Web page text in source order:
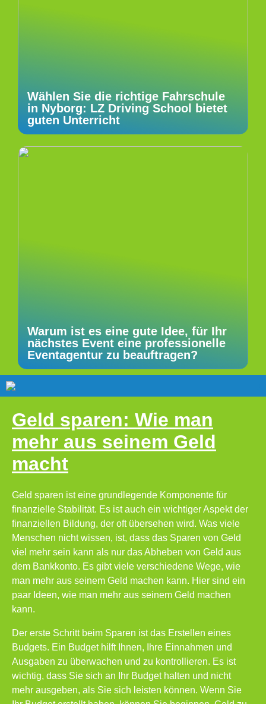
Wählen Sie die richtige Fahrschule
in Nyborg: LZ Driving School bietet
guten Unterricht
Warum ist es eine gute Idee, für Ihr
nächstes Event eine professionelle
Eventagentur zu beauftragen?
Geld sparen: Wie man
mehr aus seinem Geld
macht
Geld sparen ist eine grundlegende Komponente für
finanzielle Stabilität. Es ist auch ein wichtiger Aspekt der
finanziellen Bildung, der oft übersehen wird. Was viele
Menschen nicht wissen, ist, dass das Sparen von Geld
viel mehr sein kann als nur das Abheben von Geld aus
dem Bankkonto. Es gibt viele verschiedene Wege, wie
man mehr aus seinem Geld machen kann. Hier sind ein
paar Ideen, wie man mehr aus seinem Geld machen
kann.
Der erste Schritt beim Sparen ist das Erstellen eines
Budgets. Ein Budget hilft Ihnen, Ihre Einnahmen und
Ausgaben zu überwachen und zu kontrollieren. Es ist
wichtig, dass Sie sich an Ihr Budget halten und nicht
mehr ausgeben, als Sie sich leisten können. Wenn Sie